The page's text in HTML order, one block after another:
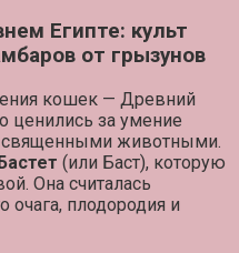
Египте: культ
от грызунов
кошек — Древний
ценились за умение
священными животными.
Бастет (или Баст), которую
Она считалась
плодородия и